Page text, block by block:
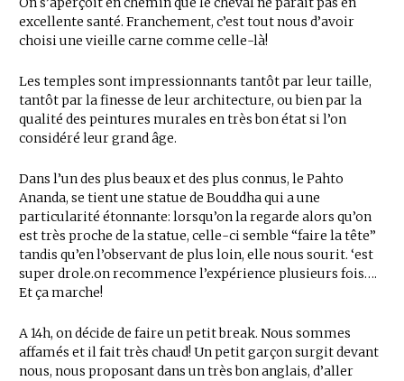
excellente santé. Franchement, c’est tout nous d’avoir
choisi une vieille carne comme celle-là!
Les temples sont impressionnants tantôt par leur taille,
tantôt par la finesse de leur architecture, ou bien par la
qualité des peintures murales en très bon état si l’on
considéré leur grand âge.
Dans l’un des plus beaux et des plus connus, le Pahto
Ananda, se tient une statue de Bouddha qui a une
particularité étonnante: lorsqu’on la regarde alors qu’on
est très proche de la statue, celle-ci semble “faire la tête”
tandis qu’en l’observant de plus loin, elle nous sourit. ‘est
super drole.on recommence l’expérience plusieurs fois….
Et ça marche!
A 14h, on décide de faire un petit break. Nous sommes
affamés et il fait très chaud! Un petit garçon surgit devant
nous, nous proposant dans un très bon anglais, d’aller